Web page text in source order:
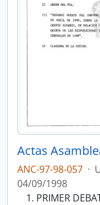
ANC-97-98-057 ·
04/09/1998
PRIMER